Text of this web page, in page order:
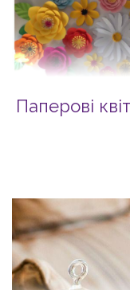
Паперові